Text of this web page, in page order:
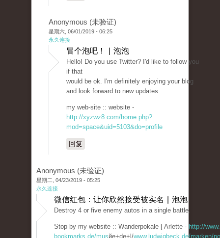
Anonymous (未验证)
星期六, 06/01/2019 - 06:25
永久连接
冒个泡吧！ | 泡泡
Hello! Do you use Twitter? I'd like to follow you
if that
would be ok. I'm definitely enjoying your blog
and look forward to new updates.
my web-site :: website -
http://xyzwz8.com/home.php?
mod=space&uid=5103&do=profile
回复
Anonymous (未验证)
星期二, 04/23/2019 - 05:25
永久连接
微信红包：让你欣然接受被实名 | 泡泡
Destroy 4 or five enemy autos in a single battle.
Stop by my website :: Wanderpokale [ Arlette - http://
bookmarks.de/musйe+de+l/www.ludwigbeck.de/marken/